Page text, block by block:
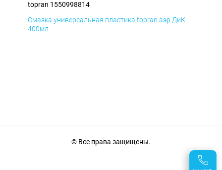
topran 1550998814
Смазка универсальная пластика topran аэр ДиК
400мл
© Все права защищены.